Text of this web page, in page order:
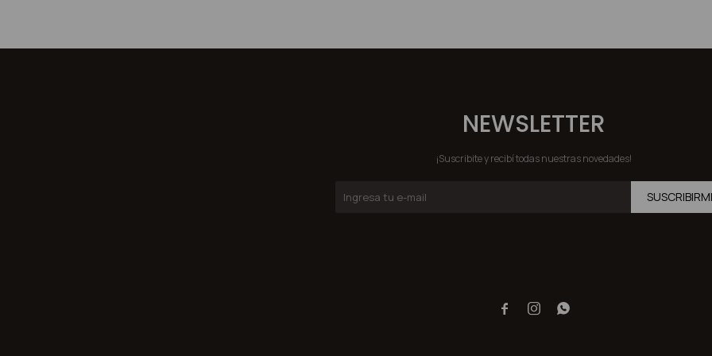
NEWSLETTER
¡Suscribite y recibí todas nuestras novedades!
  